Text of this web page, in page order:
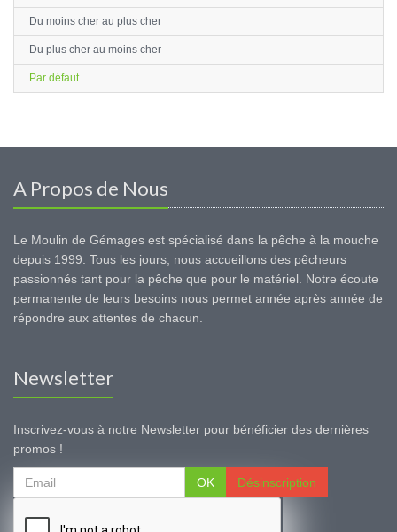
Du moins cher au plus cher
Du plus cher au moins cher
Par défaut
A Propos de Nous
Le Moulin de Gémages est spécialisé dans la pêche à la mouche
depuis 1999. Tous les jours, nous accueillons des pêcheurs
passionnés tant pour la pêche que pour le matériel. Notre écoute
permanente de leurs besoins nous permet année après année de
répondre aux attentes de chacun.
Newsletter
Inscrivez-vous à notre Newsletter pour bénéficier des dernières
promos !
OK Désinscription